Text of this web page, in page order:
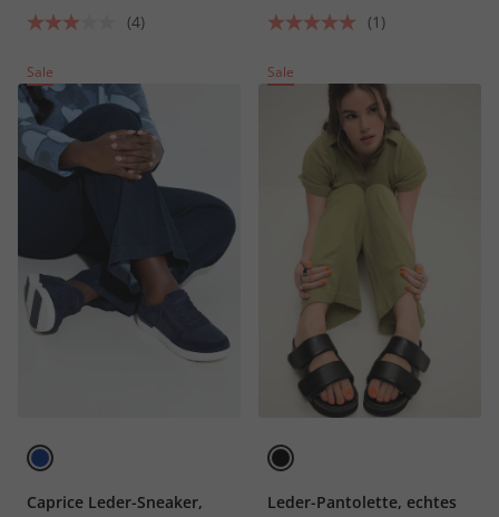
(4) (1)
Sale
Caprice Leder-Sneaker,
Sale
Leder-Pantolette, echtes